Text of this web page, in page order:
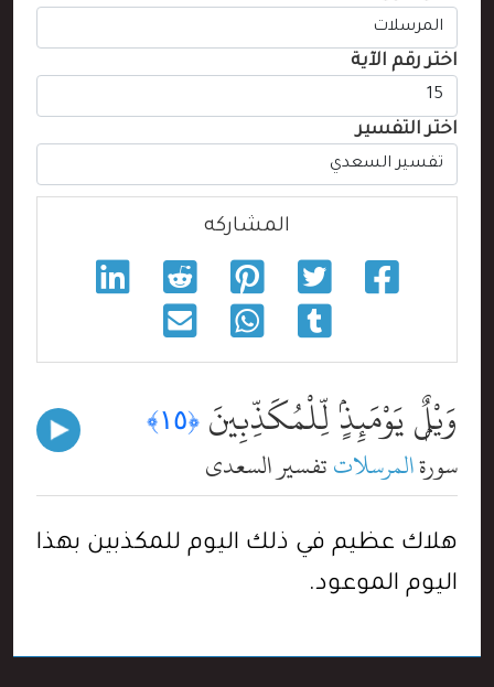
اختر رقم الآية
اختر التفسير
المشاركه
وَيْلٌۭ يَوْمَئِذٍۢ لِّلْمُكَذِّبِينَ ﴿١٥﴾
سورةالمرسلاتتفسير السعدي
هلاك عظيم في ذلك اليوم للمكذبين بهذا
اليوم الموعود.